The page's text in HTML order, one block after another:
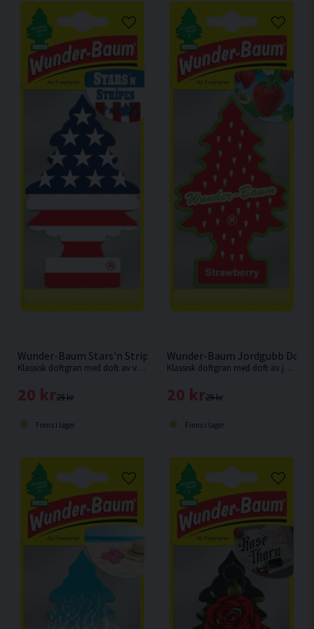
Wunder-Baum Stars'n Stripes Doftgran
Klassisk doftgran med doft av vanilj.
29 kr
20 kr
Finns i lager
Wunder-Baum Jordgubb
Klassisk doftgran med doft av jordgubb.
29 kr
20 kr
Finns i lager